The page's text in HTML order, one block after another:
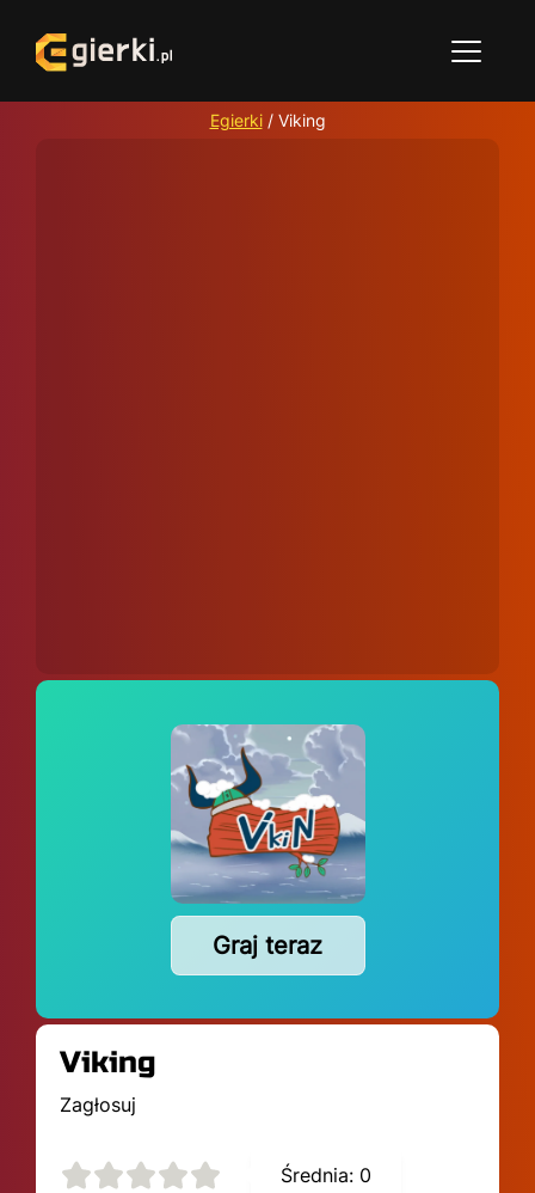
Egierki/ Viking
Graj teraz
Viking
Zagłosuj
Średnia: 0